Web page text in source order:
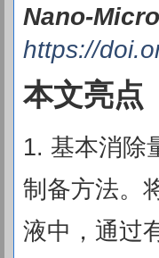
Nano-
https://
本文亮点
1. 基本消除
制备方法。
液中，通过